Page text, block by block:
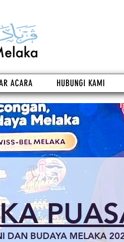
ACARA HUBUNGI KAMI
DAN BUDAYA MELAKA